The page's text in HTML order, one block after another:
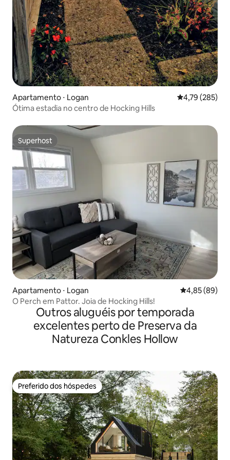
Apartamento ⋅ Logan 4,79 de uma
4,79 (285)
Ótima estadia no centro de Hocking Hills
Superhost
Superhost
Apartamento ⋅ Logan 4,85 de uma
4,85 (89)
O Perch em Pattor. Joia de Hocking Hills!
Outros aluguéis por temporada
excelentes perto de Preserva da
Natureza Conkles Hollow
Preferido dos hóspedes
Preferido dos hóspedes